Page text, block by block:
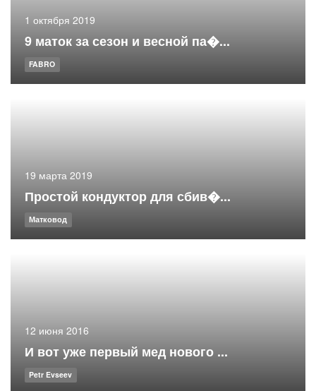
1 октября 2019
9 маток за сезон и весной па�...
FABRO
19 марта 2019
Простой кондуктор для сбив�...
Матковод
12 июня 2016
И вот уже первый мед нового ...
Petr Evseev